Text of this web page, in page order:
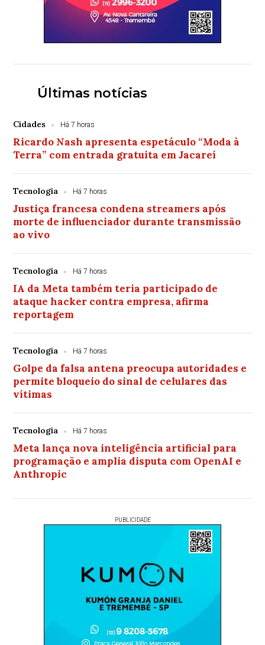
Últimas notícias
Cidades Há 7 horas
Ricardo Nash apresenta espetáculo “Moda à
Terra” com entrada gratuita em Jacareí
Tecnologia Há 7 horas
Justiça francesa condena streamers após
morte de influenciador durante transmissão
ao vivo
Tecnologia Há 7 horas
IA da Meta também teria participado de
ataque hacker contra empresa, afirma
reportagem
Tecnologia Há 7 horas
Golpe da falsa antena preocupa autoridades e
permite bloqueio do sinal de celulares das
vítimas
Tecnologia Há 7 horas
Meta lança nova inteligência artificial para
programação e amplia disputa com OpenAI e
Anthropic
PUBLICIDADE